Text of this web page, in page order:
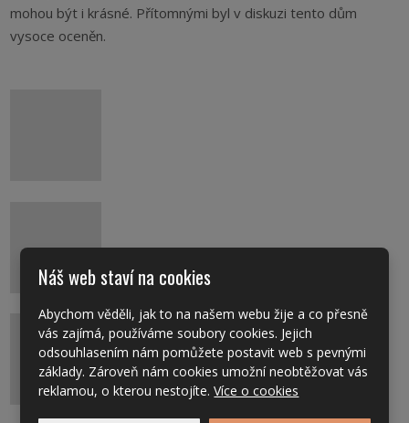
mohou být i krásné. Přítomnými byl v diskuzi tento dům
vysoce oceněn.
Náš web staví na cookies
Abychom věděli, jak to na našem webu žije a co přesně
vás zajímá, používáme soubory cookies. Jejich
odsouhlasením nám pomůžete postavit web s pevnými
základy. Zároveň nám cookies umožní neobtěžovat vás
reklamou, o kterou nestojíte.Více o cookies